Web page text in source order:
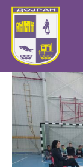
Почетна
Локална
Самоуправа
Новости
Проекти